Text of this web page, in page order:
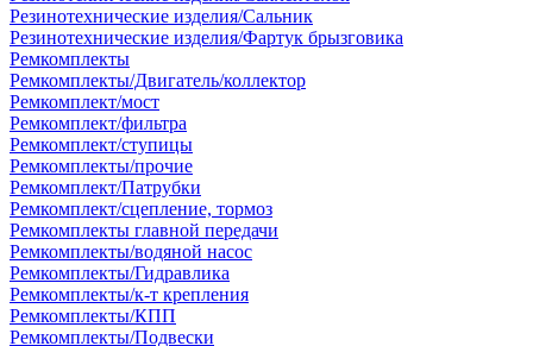
Резинотехнические изделия/Сальник
Резинотехнические изделия/Фартук брызговика
Ремкомплекты
Ремкомплекты/Двигатель/коллектор
Ремкомплект/мост
Ремкомплект/фильтра
Ремкомплект/ступицы
Ремкомплекты/прочие
Ремкомплект/Патрубки
Ремкомплект/сцепление, тормоз
Ремкомплекты главной передачи
Ремкомплекты/водяной насос
Ремкомплекты/Гидравлика
Ремкомплекты/к-т крепления
Ремкомплекты/КПП
Ремкомплекты/Подвески